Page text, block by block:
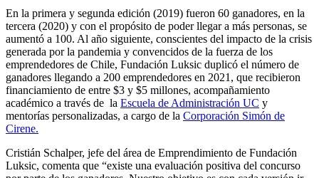
En la primera y segunda edición (2019) fueron 60 ganadores, en la
tercera (2020) y con el propósito de poder llegar a más personas, se
aumentó a 100. Al año siguiente, conscientes del impacto de la crisis
generada por la pandemia y convencidos de la fuerza de los
emprendedores de Chile, Fundación Luksic duplicó el número de
ganadores llegando a 200 emprendedores en 2021, que recibieron
financiamiento de entre $3 y $5 millones, acompañamiento
académico a través de la Escuela de Administración UC y
mentorías personalizadas, a cargo de la Corporación Simón de
Cirene.
Cristián Schalper, jefe del área de Emprendimiento de Fundación
Luksic, comenta que “existe una evaluación positiva del concurso